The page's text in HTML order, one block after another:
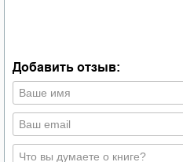
Добавить отзыв: